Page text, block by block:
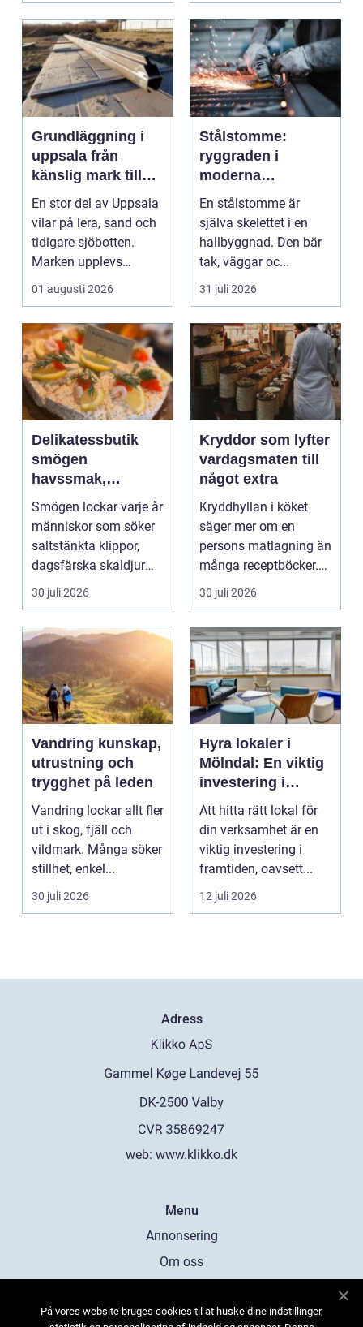
Grundläggning i
uppsala från
känslig mark till
stabila
konstruktioner
En stor del av Uppsala
vilar på lera, sand och
tidigare sjöbotten.
Marken upplevs
kanske som stabil ...
01 augusti 2026
Stålstomme:
ryggraden i
moderna
hallbyggnader
En stålstomme är
själva skelettet i en
hallbyggnad. Den bär
tak, väggar oc...
31 juli 2026
Delikatessbutik
smögen
havssmak,
småskalighet och
personligt urval
Smögen lockar varje år
människor som söker
saltstänkta klippor,
dagsfärska skaldjur
och genuina smak...
30 juli 2026
Kryddor som lyfter
vardagsmaten till
något extra
Kryddhyllan i köket
säger mer om en
persons matlagning än
många receptböcker.
Med några nypor rätt
30 juli 2026
Vandring kunskap,
utrustning och
trygghet på leden
Vandring lockar allt fler
ut i skog, fjäll och
vildmark. Många söker
stillhet, enkel...
30 juli 2026
Hyra lokaler i
Mölndal: En viktig
investering i
framtiden
Att hitta rätt lokal för
din verksamhet är en
viktig investering i
framtiden, oavsett...
12 juli 2026
Adress
web: www.klikko.dk
Menu
Annonsering
Om oss
Kontakta oss
På vores website bruges cookies til at huske dine indstillinger,